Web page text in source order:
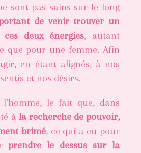
sont pas sains sur le long
de venir trouver un
deux énergies, autant
que pour une femme. Afin
en étant alignés, à nos
et nos désirs.
le fait que, dans
à la recherche de pouvoir,
brimé, ce qui a eu pour
prendre le dessus sur la